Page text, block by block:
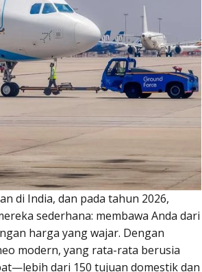
di India, dan pada tahun 2026,
sederhana: membawa Anda dari
harga yang wajar. Dengan
modern, yang rata-rata berusia
dari 150 tujuan domestik dan